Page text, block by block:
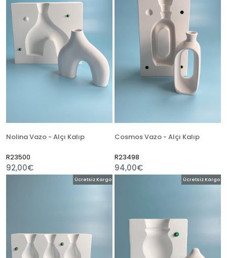
Nolina Vazo - Alçı Kalıp
R23500
92,00€
Cosmos Vazo - Alçı Kalıp
R23498
94,00€
Ücretsiz Kargo Ücretsiz Kargo